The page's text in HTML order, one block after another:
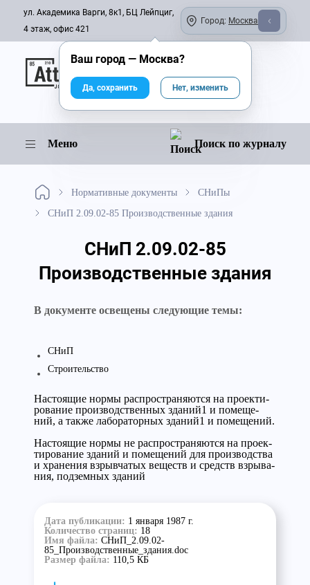
ул. Академика Варги, 8к1, БЦ Лейпциг,
4 этаж, офис 421
Город: Москва
Онлайн-журнал
Меню Поиск по журналу
Нормативные документы
СНиПы
СНиП 2.09.02-85 Производственные здания
СНиП 2.09.02-85
Производственные здания
В документе освещены следующие темы:
СНиП
Строительство
На­сто­ящие нор­мы рас­про­стра­ня­ют­ся на про­ек­ти­
ро­ва­ние про­из­водс­твен­ных зда­ний1 и по­ме­ще­
ний, а так­же ла­бо­ра­тор­ных зда­ний1 и по­ме­ще­ний.
На­сто­ящие нор­мы не рас­про­стра­ня­ют­ся на про­ек­
ти­ро­ва­ние зда­ний и по­ме­ще­ний для про­из­водс­тва
и хра­не­ния взрыв­ча­тых ве­ществ и средств взры­ва­
ния, под­зем­ных зда­ний
Дата публикации: 1 января 1987 г.
Количество страниц: 18
Имя файла: СНиП_2.09.02-
85_Производственные_здания.doc
Размер файла: 110,5 КБ
Ваш город — Москва?
Да, сохранить Нет, изменить